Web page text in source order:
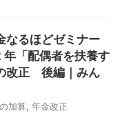
なるほどゼミナー
「配偶者を扶養す
改正 後編｜みん
加算 年金改正